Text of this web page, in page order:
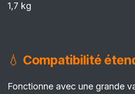
1,7 kg
💧 Compatibilité
Fonctionne avec une grande